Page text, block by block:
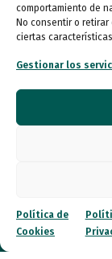
comportamiento de
No consentir o
ciertas
Gestionar los
Política de
Cookies
Recursos
Transparencia
Contacto